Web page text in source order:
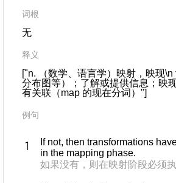
词根
无
释义
["n. （数学、语言学）映射，映现\n
分布图等）；了解或提供信息；
有关联（map 的现在分词）"]
例句
If not, then transformations
in the mapping phase.
如果没有，则在映射阶段必须执